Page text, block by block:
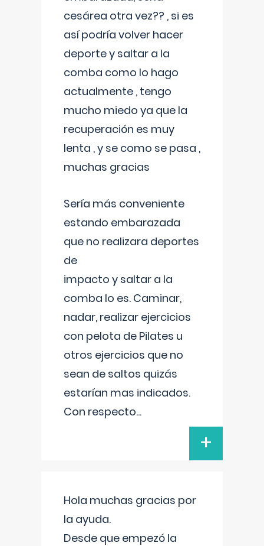
cesárea otra vez?? , si es
así podría volver hacer
deporte y saltar a la
comba como lo hago
actualmente , tengo
mucho miedo ya que la
recuperación es muy
lenta , y se como se pasa ,
muchas gracias
Sería más conveniente
estando embarazada
que no realizara deportes
de
impacto y saltar a la
comba lo es. Caminar,
nadar, realizar ejercicios
con pelota de Pilates u
otros ejercicios que no
sean de saltos quizás
estarían mas indicados.
Con respecto...
+
Hola muchas gracias por
la ayuda.
Desde que empezó la